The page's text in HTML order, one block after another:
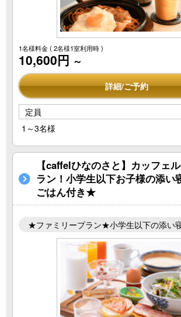
1名様料金( 2名様1室利用時 )
10,600円 ～
詳細/ご予約
定員
1～3名様
【caffelひなのさと】カッフェ
ラン！小学生以下お子様の添
ごはん付き★
★ファミリープラン★小学生以下の添い